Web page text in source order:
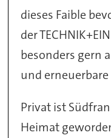
dieses Faible
der
besonders gern
und erneuerbare
Privat ist
Heimat